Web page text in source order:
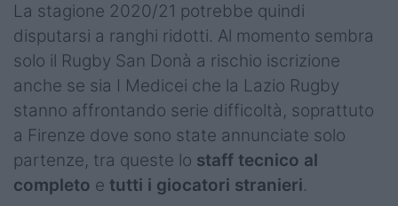
La stagione 2020/21 potrebbe quindi
disputarsi a ranghi ridotti. Al momento sembra
solo il Rugby San Donà a rischio iscrizione
anche se sia I Medicei che la Lazio Rugby
stanno affrontando serie difficoltà, soprattuto
a Firenze dove sono state annunciate solo
partenze, tra queste lo staff tecnico al
completo e tutti i giocatori stranieri.